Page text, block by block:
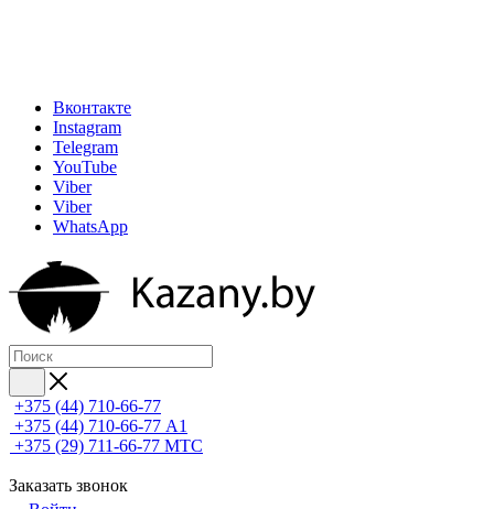
Вконтакте
Instagram
Telegram
YouTube
Viber
Viber
WhatsApp
+375 (44) 710-66-77
+375 (44) 710-66-77 А1
+375 (29) 711-66-77 МТС
Заказать звонок